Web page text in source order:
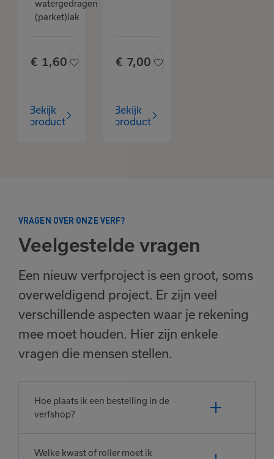
watergedragen
(parket)lak
€ 1,60
Bekijk
product
€ 7,00
Bekijk
product
VRAGEN OVER ONZE VERF?
Veelgestelde vragen
Een nieuw verfproject is een groot, soms
overweldigend project. Er zijn veel
verschillende aspecten waar je rekening
mee moet houden. Hier zijn enkele
vragen die mensen stellen.
Hoe plaats ik een bestelling in de
verfshop?
Welke kwast of roller moet ik
Het product is